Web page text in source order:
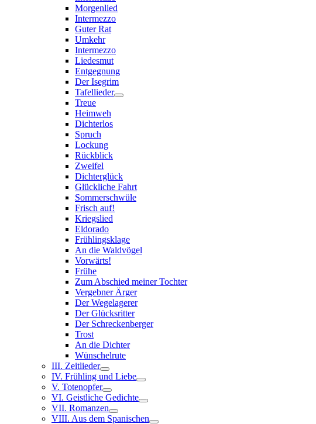
Morgenlied
Intermezzo
Guter Rat
Umkehr
Intermezzo
Liedesmut
Entgegnung
Der Isegrim
Tafellieder
Treue
Heimweh
Dichterlos
Spruch
Lockung
Rückblick
Zweifel
Dichterglück
Glückliche Fahrt
Sommerschwüle
Frisch auf!
Kriegslied
Eldorado
Frühlingsklage
An die Waldvögel
Vorwärts!
Frühe
Zum Abschied meiner Tochter
Vergebner Ärger
Der Wegelagerer
Der Glücksritter
Der Schreckenberger
Trost
An die Dichter
Wünschelrute
III. Zeitlieder
IV. Frühling und Liebe
V. Totenopfer
VI. Geistliche Gedichte
VII. Romanzen
VIII. Aus dem Spanischen